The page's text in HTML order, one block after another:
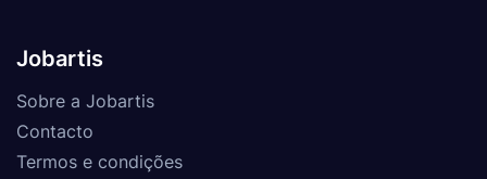
Jobartis
Sobre a Jobartis
Contacto
Termos e condições